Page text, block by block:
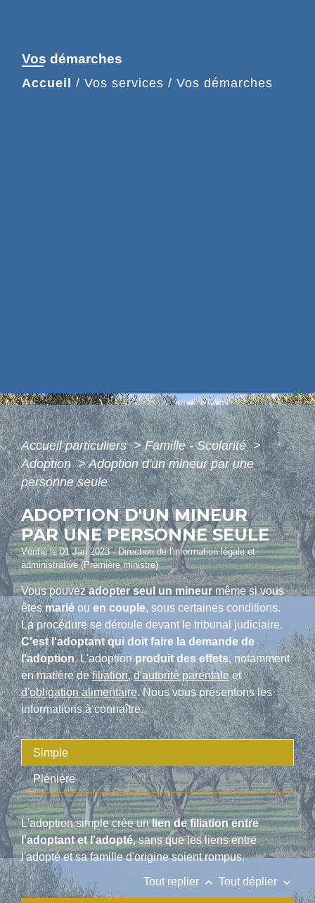
Vos démarches
Accueil / Vos services / Vos démarches
Accueil particuliers> Famille - Scolarité>
Adoption> Adoption d'un mineur par une
personne seule
ADOPTION D'UN MINEUR
PAR UNE PERSONNE SEULE
Vérifié le 01 Jan 2023 - Direction de l'information légale et
administrative (Première ministre)
Vous pouvezadopter seul un mineur même si vous
êtesmarié ou en couple, sous certaines conditions.
La procédure se déroule devant le tribunal judiciaire.
C'est l'adoptant qui doit faire la demande de
l'adoption. L'adoptionproduit des effets, notamment
en matière defiliation,d'autorité parentaleet
d'obligation alimentaire. Nous vous présentons les
informations à connaître.
Simple
Plénière
L'adoption simple crée unlien de filiation entre
l'adoptant et l'adopté, sans que les liens entre
l'adopté et sa famille d'origine soient rompus.
Tout replier keyboard_arrow_up Tout déplier keyboard_arrow_down